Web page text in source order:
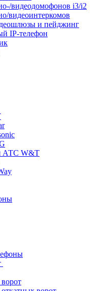
видеодомофонов i3/i2
видеоинтеркомов
и пейджинг
IP-телефон
АТС W&T